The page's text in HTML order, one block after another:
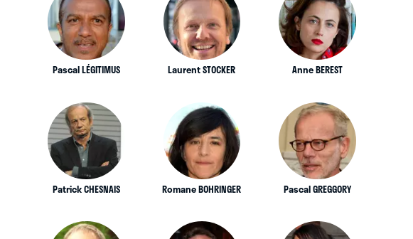
Pascal LÉGITIMUS Laurent STOCKER Anne BEREST
Patrick CHESNAIS Romane BOHRINGER Pascal GREGGORY